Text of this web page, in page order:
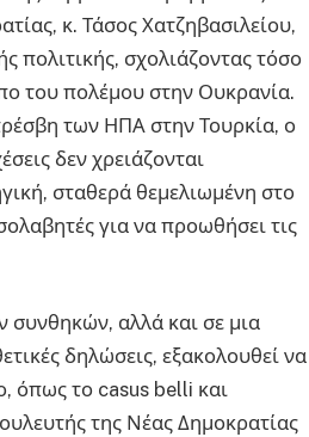
κ. Τάσος Χατζηβασιλείου,
πολιτικής, σχολιάζοντας τόσο
του πολέμου στην Ουκρανία.
των ΗΠΑ στην Τουρκία, ο
δεν χρειάζονται
σταθερά θεμελιωμένη στο
για να προωθήσει τις
συνθηκών, αλλά και σε μια
δηλώσεις, εξακολουθεί να
όπως το casus belli και
της Νέας Δημοκρατίας